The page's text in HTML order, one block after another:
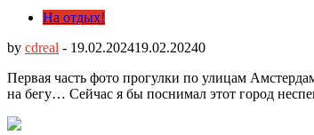
На отдых!
by cdreal - 19.02.202419.02.20240
Первая часть фото прогулки по улицам
на бегу… Сейчас я бы поснимал этот город